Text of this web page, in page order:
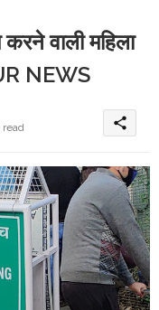
वाली महिला
NEWS
share